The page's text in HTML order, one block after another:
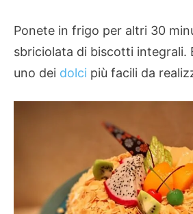
Ponete in frigo per altri 30
sbriciolata di biscotti integrali.
uno dei dolci più facili da